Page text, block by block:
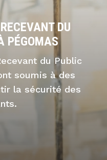
DU
PÉGOMAS
du Public
soumis à des
la sécurité des